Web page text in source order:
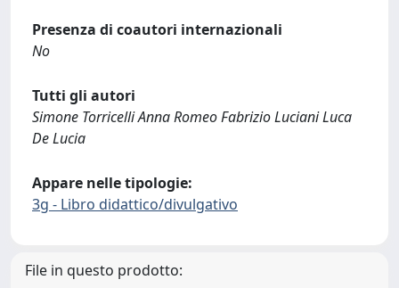
Presenza di coautori internazionali
No
Tutti gli autori
Simone Torricelli Anna Romeo Fabrizio Luciani Luca
De Lucia
Appare nelle tipologie:
3g - Libro didattico/divulgativo
File in questo prodotto: